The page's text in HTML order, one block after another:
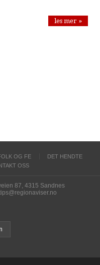
les mer »
OG FE
DET HENDTE
OSS
87, 4315 Sandnes